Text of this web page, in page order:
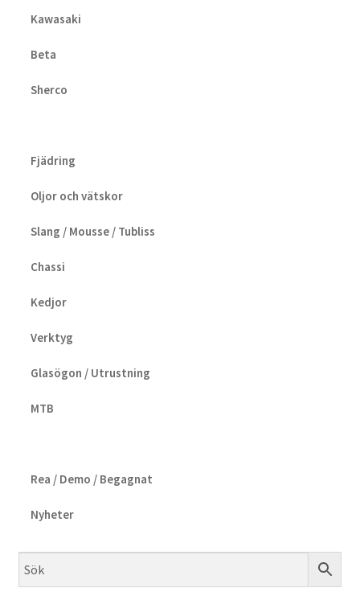
Kawasaki
Beta
Sherco
Fjädring
Oljor och vätskor
Slang / Mousse / Tubliss
Chassi
Kedjor
Verktyg
Glasögon / Utrustning
MTB
Rea / Demo / Begagnat
Nyheter